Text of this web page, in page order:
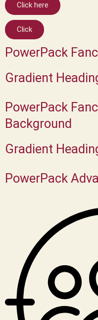
Click here
Click
PowerPack
Gradient
PowerPack
Background
Gradient
PowerPack